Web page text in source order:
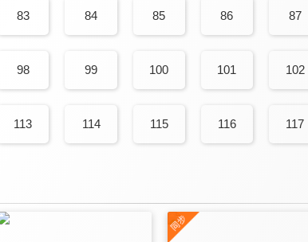
83 84 85 86 87
98 99 100 101 102
113 114 115 116 117